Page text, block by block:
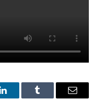
LinkedInTumblr
E-